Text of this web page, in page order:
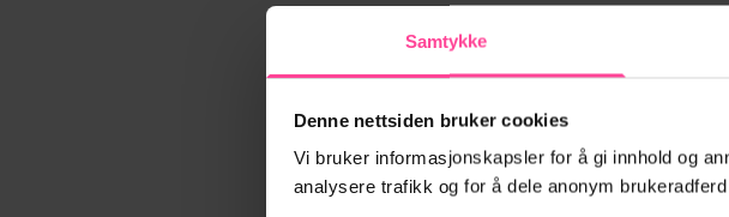
Samtykke
Denne nettsiden bruker cookies
Vi bruker informasjonskapsler for å gi innhold og
analysere trafikk og for å dele anonym